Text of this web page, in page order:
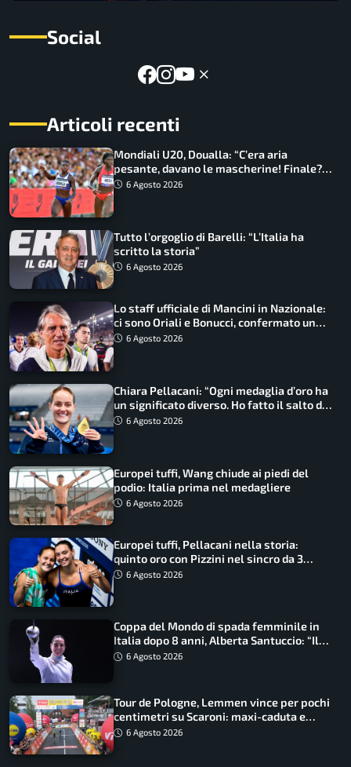
Social
Articoli recenti
Mondiali U20, Doualla: “C’era aria
pesante, davano le mascherine! Finale?
Non ho nulla da perdere”
6 Agosto 2026
Tutto l’orgoglio di Barelli: “L’Italia ha
scritto la storia”
6 Agosto 2026
Lo staff ufficiale di Mancini in Nazionale:
ci sono Oriali e Bonucci, confermato un
ritorno
6 Agosto 2026
Chiara Pellacani: “Ogni medaglia d’oro ha
un significato diverso. Ho fatto il salto di
qualità”
6 Agosto 2026
Europei tuffi, Wang chiude ai piedi del
podio: Italia prima nel medagliere
6 Agosto 2026
Europei tuffi, Pellacani nella storia:
quinto oro con Pizzini nel sincro da 3
metri
6 Agosto 2026
Coppa del Mondo di spada femminile in
Italia dopo 8 anni, Alberta Santuccio: “Il
lavoro dà sempre i suoi frutti”
6 Agosto 2026
Tour de Pologne, Lemmen vince per pochi
centimetri su Scaroni: maxi-caduta e
tappa accorciata
6 Agosto 2026